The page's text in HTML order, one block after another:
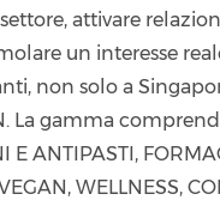
attivare
un interesse
non solo a
La gamma
E ANTIPASTI,
WELLNESS,